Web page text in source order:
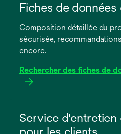
dans
nouvel
onglet
Fiches de
Composition détaillée du
sécurisée,
encore.
Rechercher des fiches de
dansService
pour les clients